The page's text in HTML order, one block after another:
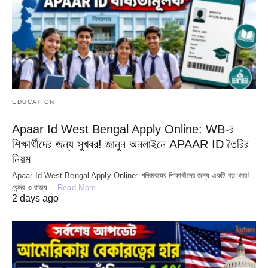
EDUCATION
Apaar Id West Bengal Apply Online: WB-র
শিক্ষার্থীদের জন্য সুখবর! জানুন অনলাইনে APAAR ID তৈরির
নিয়ম
Apaar Id West Bengal Apply Online: পশ্চিমবঙ্গের শিক্ষার্থীদের জন্য একটি বড় খবর!
কেন্দ্র ও রাজ্য… Read More
2 days ago